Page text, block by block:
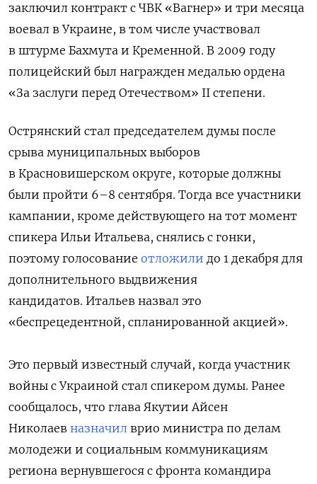
заключил контракт с ЧВК «Вагнер» и три месяца
воевал в Украине, в том числе участвовал
в штурме Бахмута и Кременной. В 2009 году
полицейский был награжден медалью ордена
«За заслуги перед Отечеством» II степени.
Острянский стал председателем думы после
срыва муниципальных выборов
в Красновишерском округе, которые должны
были пройти 6–8 сентября. Тогда все участники
кампании, кроме действующего на тот момент
спикера Ильи Итальева, снялись с гонки,
поэтому голосование отложили до 1 декабря для
дополнительного выдвижения
кандидатов. Итальев назвал это
«беспрецедентной, спланированной акцией».
Это первый известный случай, когда участник
войны с Украиной стал спикером думы. Ранее
сообщалось, что глава Якутии Айсен
Николаев назначил врио министра по делам
молодежи и социальным коммуникациям
региона вернувшегося с фронта командира